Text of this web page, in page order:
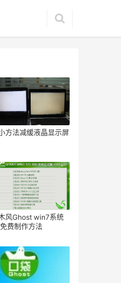
方法减缓液晶显示屏
风Ghost win7系统
费制作方法